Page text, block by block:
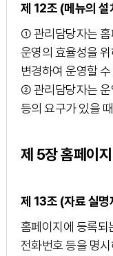
제 12조 (메뉴의 설
① 관리담당자는 홈
운영의 효율성을
변경하여 운영할 수
② 관리담당자는 운
등의 요구가 있을
제 5장 홈페이
제 13조 (자료 실명
홈페이지에 등록되
전화번호 등을 명